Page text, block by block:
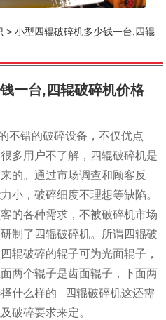
> 小型四辊破碎机多少钱一台,四辊
一台,四辊破碎机价格
不错的破碎设备，不仅优点
多用户不了解，四辊破碎机是
的。通过市场调查和顾客反
小，破碎细度不理想等缺陷。
的各种需求，不被破碎机市场
制了四辊破碎机。所谓四辊破
辊破碎的辊子可为光面辊子，
两个辊子是齿面辊子，下面两
什么样的 四辊破碎机这还需
破碎要求来定。